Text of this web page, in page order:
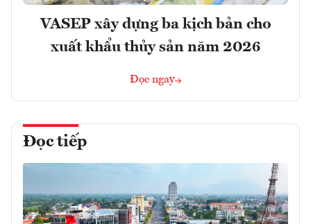
VASEP xây dựng ba kịch bản cho
xuất khẩu thủy sản năm 2026
Đọc ngay
Đọc tiếp